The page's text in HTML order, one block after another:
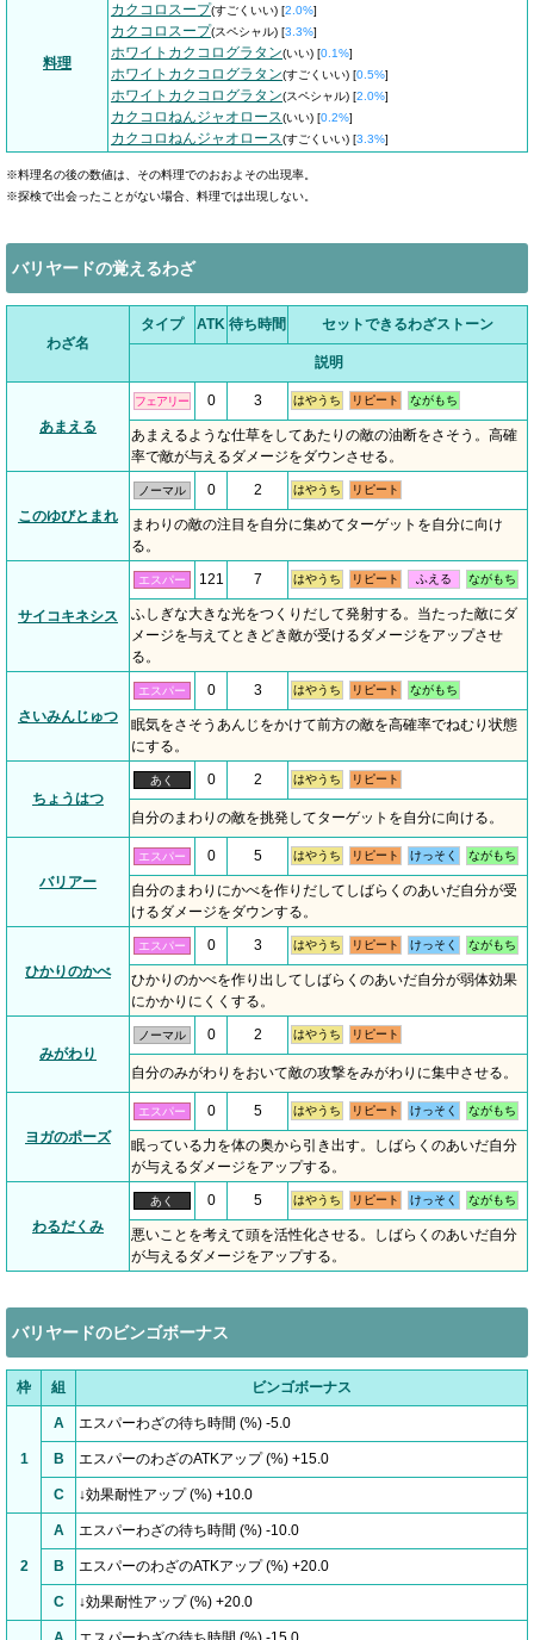
料理
カクコロスープ(すごくいい) [2.0%]
カクコロスープ(スペシャル) [3.3%]
ホワイトカクコログラタン(いい) [0.1%]
ホワイトカクコログラタン(すごくいい) [0.5%]
ホワイトカクコログラタン(スペシャル) [2.0%]
カクコロねんジャオロース(いい) [0.2%]
カクコロねんジャオロース(すごくいい) [3.3%]
※料理名の後の数値は、その料理でのおおよその出現率。
※探検で出会ったことがない場合、料理では出現しない。
バリヤードの覚えるわざ
わざ名
タイプ ATK 待ち時間 セットできるわざストーン
説明
あまえる
フェアリー 0 3 はやうち リピート ながもち
あまえるような仕草をしてあたりの敵の油断をさそう。高確
率で敵が与えるダメージをダウンさせる。
このゆびとまれ
ノーマル 0 2 はやうち リピート
まわりの敵の注目を自分に集めてターゲットを自分に向け
る。
サイコキネシス
エスパー 121 7 はやうち リピート ふえる ながもち
ふしぎな大きな光をつくりだして発射する。当たった敵にダ
メージを与えてときどき敵が受けるダメージをアップさせ
る。
さいみんじゅつ
エスパー 0 3 はやうち リピート ながもち
眠気をさそうあんじをかけて前方の敵を高確率でねむり状態
にする。
ちょうはつ
あく 0 2 はやうち リピート
自分のまわりの敵を挑発してターゲットを自分に向ける。
バリアー
エスパー 0 5 はやうち リピート けっそく ながもち
自分のまわりにかべを作りだしてしばらくのあいだ自分が受
けるダメージをダウンする。
ひかりのかべ
エスパー 0 3 はやうち リピート けっそく ながもち
ひかりのかべを作り出してしばらくのあいだ自分が弱体効果
にかかりにくくする。
みがわり
ノーマル 0 2 はやうち リピート
自分のみがわりをおいて敵の攻撃をみがわりに集中させる。
ヨガのポーズ
エスパー 0 5 はやうち リピート けっそく ながもち
眠っている力を体の奥から引き出す。しばらくのあいだ自分
が与えるダメージをアップする。
わるだくみ
あく 0 5 はやうち リピート けっそく ながもち
悪いことを考えて頭を活性化させる。しばらくのあいだ自分
が与えるダメージをアップする。
バリヤードのビンゴボーナス
枠 組 ビンゴボーナス
1
A エスパーわざの待ち時間 (%) -5.0
B エスパーのわざのATKアップ (%) +15.0
C ↓効果耐性アップ (%) +10.0
2
A エスパーわざの待ち時間 (%) -10.0
B エスパーのわざのATKアップ (%) +20.0
C ↓効果耐性アップ (%) +20.0